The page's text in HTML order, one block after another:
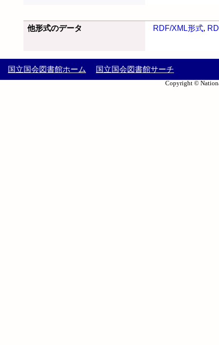
他形式のデータ RDF/XML形式,
国立国会図書館ホーム 国立国会図書館サーチ
Copyright ©